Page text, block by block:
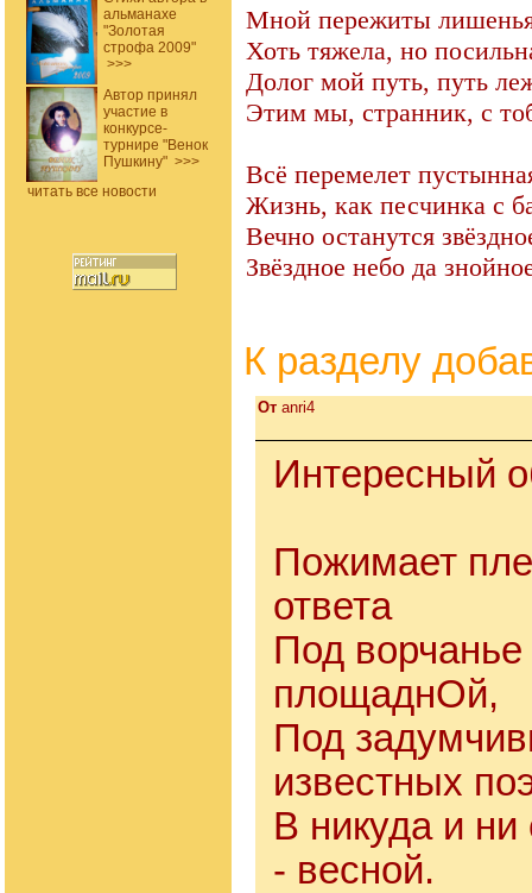
альманахе
"Золотая
строфа 2009"
>>>
Автор принял
участие в
конкурсе-
турнире "Венок
Пушкину" >>>
читать все новости
Мной пережиты
Хоть тяжела, но
Долог мой путь, путь
Этим мы, странник, с
Всё перемелет
Жизнь, как песчинка с
Вечно останутся
Звёздное небо да
К разделу
От anri4
Интересный
Пожимает
ответа
Под
площаднОй,
Под
известных
В никуда и
- весной.